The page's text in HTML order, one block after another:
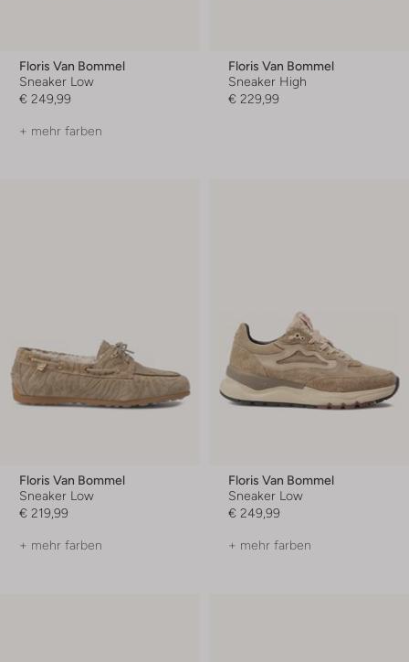
Floris Van Bommel
Sneaker Low
€ 249,99
+ mehr farben
Floris Van Bommel
Sneaker High
€ 229,99
Floris Van Bommel
Sneaker Low
€ 219,99
+ mehr farben
Floris Van Bommel
Sneaker Low
€ 249,99
+ mehr farben